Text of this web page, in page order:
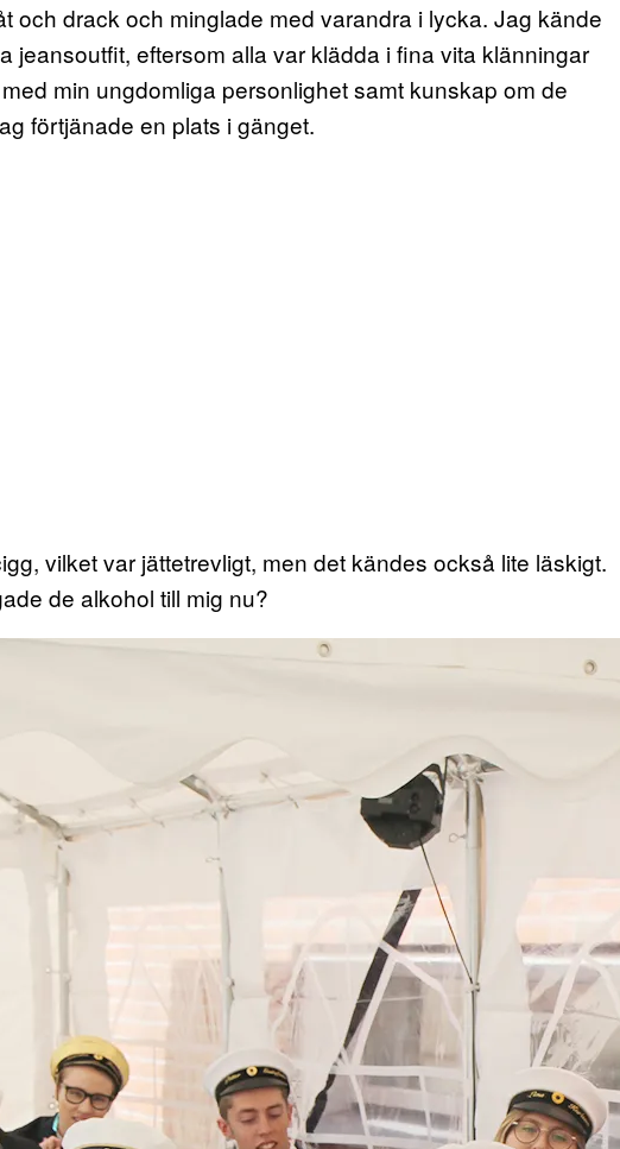
och drack och minglade med varandra i lycka. Jag kände
jeansoutfit, eftersom alla var klädda i fina vita klänningar
min ungdomliga personlighet samt kunskap om de
förtjänade en plats i gänget.
vilket var jättetrevligt, men det kändes också lite läskigt.
de alkohol till mig nu?